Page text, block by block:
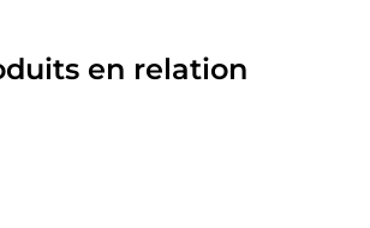
en relation